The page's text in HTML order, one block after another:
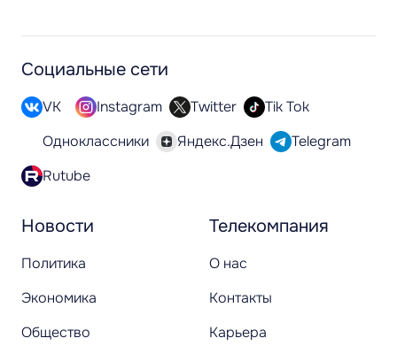
Новости
Политика
Экономика
Общество
Телекомпания
О нас
Контакты
Карьера
Социальные сети
VK Instagram Twitter
Tik Tok
Одноклассники
Яндекс.Дзен
Telegram
Rutube